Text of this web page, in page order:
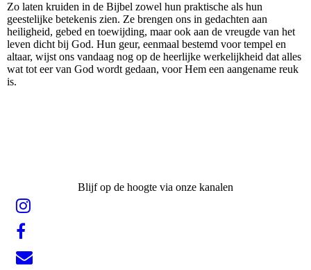
Zo laten kruiden in de Bijbel zowel hun praktische als hun
geestelijke betekenis zien. Ze brengen ons in gedachten aan
heiligheid, gebed en toewijding, maar ook aan de vreugde van het
leven dicht bij God. Hun geur, eenmaal bestemd voor tempel en
altaar, wijst ons vandaag nog op de heerlijke werkelijkheid dat alles
wat tot eer van God wordt gedaan, voor Hem een aangename reuk
is.
Blijf op de hoogte via onze kanalen